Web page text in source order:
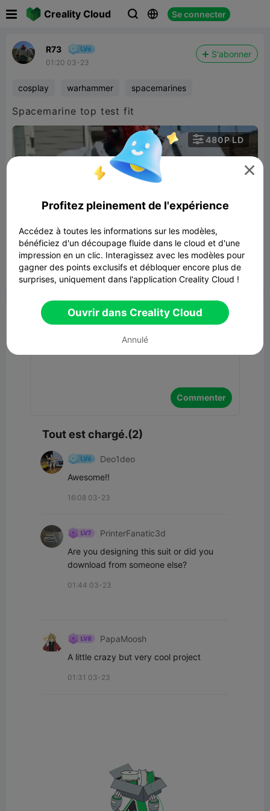
Creality Cloud   Se connecter
R73
01:20 03-23
S'abonner
cosplay warhammer spacemarines
Spacemarine top test fit
00:10

480P LD
 Signaler 8  2
Commentaires
Commenter
Tout est chargé.(2)
Deo1deo
Awesome!!
16:08 03-23
PrinterFanatic3d
Are you designing this suit or did you
download from someone else?
01:44 03-23
PapaMoosh
A little crazy but very cool project
01:31 03-23

Profitez pleinement de l'expérience
Accédez à toutes les informations sur les modèles,
bénéficiez d'un découpage fluide dans le cloud et d'une
impression en un clic. Interagissez avec les modèles pour
gagner des points exclusifs et débloquer encore plus de
surprises, uniquement dans l'application Creality Cloud !
Ouvrir dans Creality Cloud
Annulé